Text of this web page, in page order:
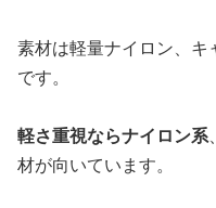
素材は軽量ナイロン、
です。
軽さ重視ならナイロン系
材が向いています。